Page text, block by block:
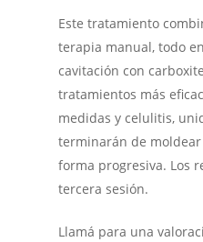
Este tratamiento
terapia manual, todo
cavitación con
tratamientos más
medidas y celulitis,
terminarán de
forma progresiva. Los
tercera sesión.
Llamá para una